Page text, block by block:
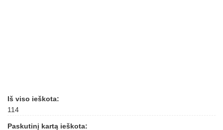
Iš viso ieškota:
114
Paskutinį kartą ieškota: